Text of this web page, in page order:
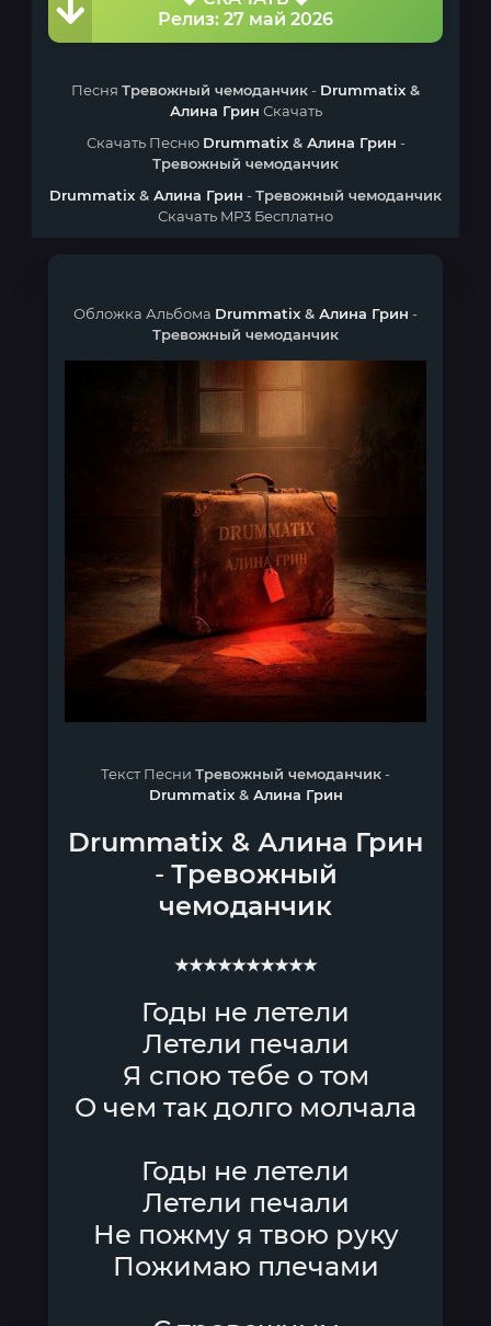
Релиз: 27 май 2026
Песня Тревожный чемоданчик- Drummatix &
Алина Грин Скачать
Скачать Песню Drummatix& Алина Грин -
Тревожный чемоданчик
Drummatix & Алина Грин -Тревожный чемоданчик
Скачать MP3 Бесплатно
Обложка Альбома Drummatix & Алина Грин -
Тревожный чемоданчик
Текст Песни Тревожный чемоданчик-
Drummatix& Алина Грин
Drummatix & Алина Грин
- Тревожный
чемоданчик
★★★★★★★★★★
Годы не летели
Летели печали
Я спою тебе о том
О чем так долго молчала
Годы не летели
Летели печали
Не пожму я твою руку
Пожимаю плечами